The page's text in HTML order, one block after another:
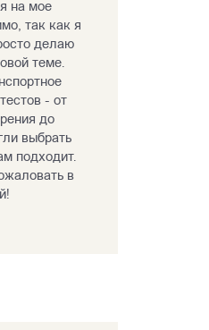
на мое
так как я
делаю
теме.
- от
до
выбрать
подходит.
в